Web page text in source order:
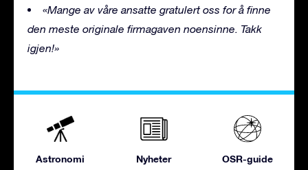
«Mange av våre ansatte gratulert oss for å finne
den meste originale firmagaven noensinne. Takk
igjen!»
Astronomi Nyheter OSR-guide